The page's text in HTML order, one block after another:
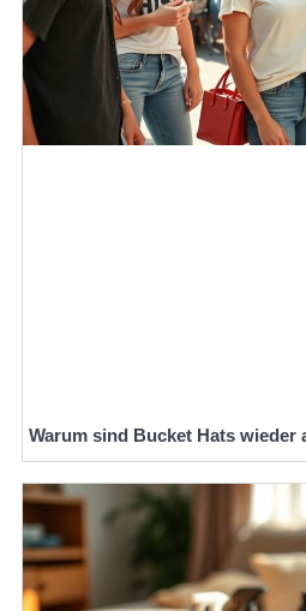
Warum sind Bucket Hats wieder